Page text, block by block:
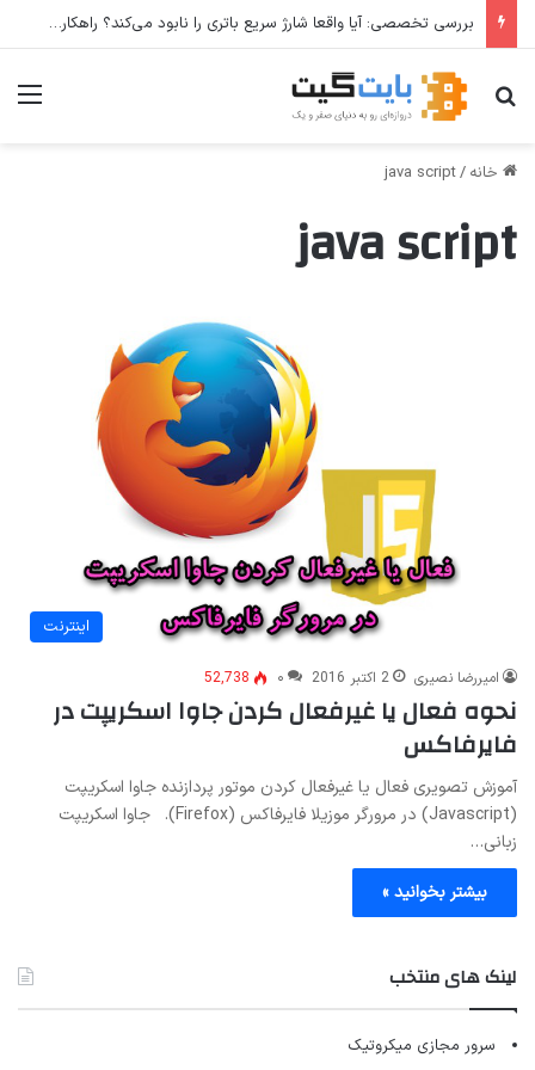
بررسی تخصصی: آیا واقعا شارژ سریع باتری را نابود می‌کند؟ راهکارهای عملی برای افزایش طول عمر باتری
جستجو برای
خانه /
java script
java script
اینترنت
امیررضا نصیری 2 اکتبر 2016 ۰ 52,738
نحوه فعال یا غیرفعال کردن جاوا اسکریپت در
فایرفاکس
آموزش تصویری فعال یا غیرفعال کردن موتور پردازنده جاوا اسکریپت
(Javascript) در مرورگر موزیلا فایرفاکس (Firefox). جاوا اسکریپت
زبانی…
بیشتر بخوانید »
لینک های منتخب
سرور مجازی میکروتیک